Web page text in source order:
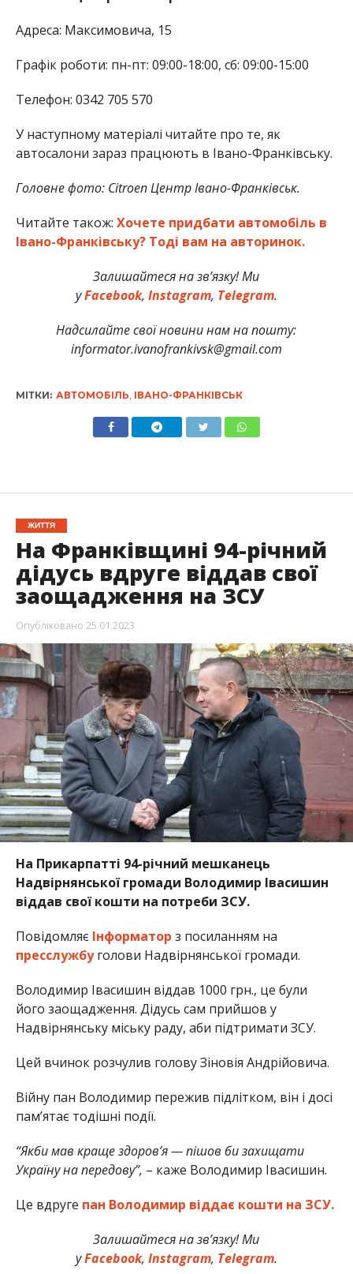
Адреса: Максимовича, 15
Графік роботи: пн-пт: 09:00-18:00, сб: 09:00-15:00
Телефон: 0342 705 570
У наступному матеріалі читайте про те, як
автосалони зараз працюють в Івано-Франківську.
Головне фото: Сitroen Центр Івано-Франківськ.
Читайте також: Хочете придбати автомобіль в
Івано-Франківську? Тоді вам на авторинок.
Залишайтеся на зв’язку! Ми
уFacebook, Instagram, Telegram.
Надсилайте свої новини нам на пошту:
informator.ivanofrankivsk@gmail.com
МІТКИ: АВТОМОБІЛЬ ІВАНО-ФРАНКІВСЬК
ЖИТТЯ
На Франківщині 94-річний
дідусь вдруге віддав свої
заощадження на ЗСУ
Опубліковано 25.01.2023
На Прикарпатті 94-річний мешканець
Надвірнянської громади Володимир Івасишин
віддав свої кошти на потреби ЗСУ.
Повідомляє Інформатор з посиланням на
пресслужбуголови Надвірнянської громади.
Володимир Івасишин віддав 1000 грн., це були
його заощадження. Дідусь сам прийшов у
Надвірнянську міську раду, аби підтримати ЗСУ.
Цей вчинок розчулив голову Зіновія Андрійовича.
Війну пан Володимир пережив підлітком, він і досі
пам’ятає тодішні події.
“Якби мав краще здоров’я — пішов би захищати
Україну на передову”, – каже Володимир Івасишин.
Це вдруге пан Володимир віддає кошти на ЗСУ.
Залишайтеся на зв’язку! Ми
уFacebook, Instagram, Telegram.